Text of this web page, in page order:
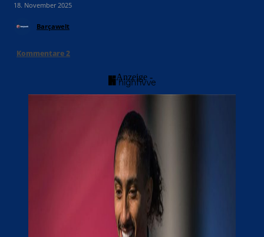
18. November 2025
Barçawelt
Kommentare2
- Anzeige -